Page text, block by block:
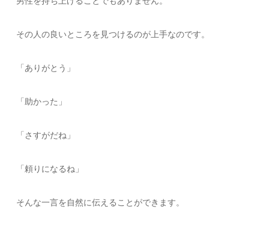
その人の良いところを見つけるのが上手なのです。
「ありがとう」
「助かった」
「さすがだね」
「頼りになるね」
そんな一言を自然に伝えることができます。